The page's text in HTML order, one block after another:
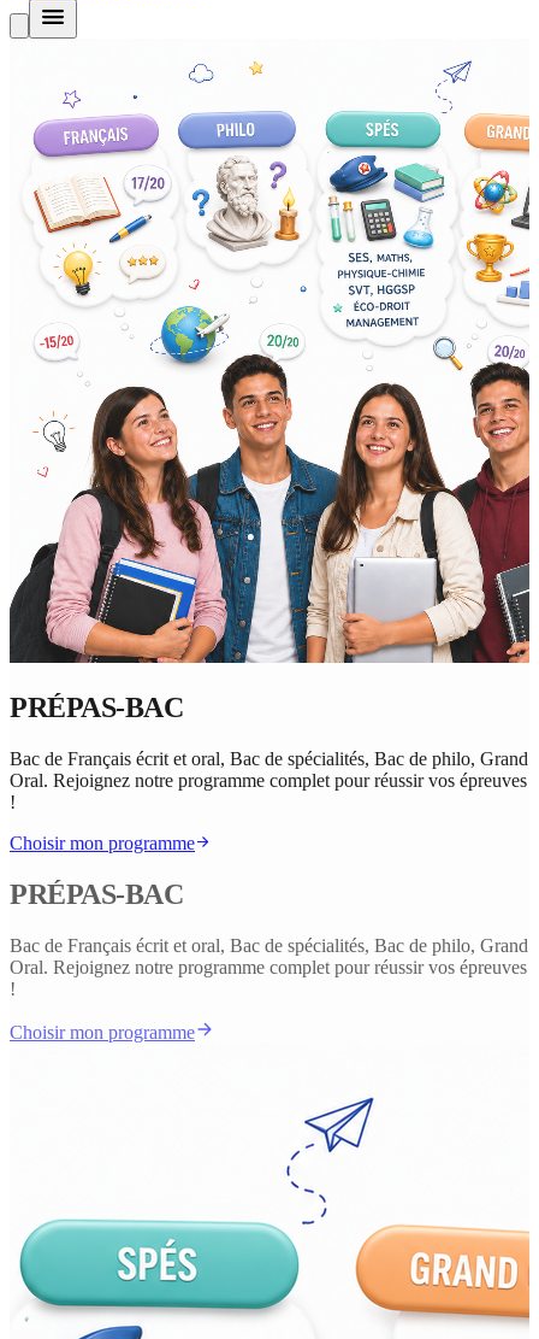
PRÉPAS-BAC
Bac de Français écrit et oral, Bac de spécialités, Bac de philo, Grand
Oral. Rejoignez notre programme complet pour réussir vos épreuves
!
Choisir mon programme
PRÉPAS-BAC
Bac de Français écrit et oral, Bac de spécialités, Bac de philo, Grand
Oral. Rejoignez notre programme complet pour réussir vos épreuves
!
Choisir mon programme